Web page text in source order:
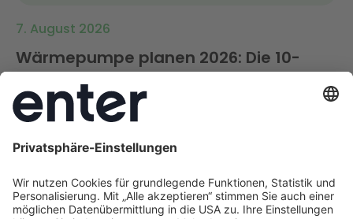
7. August 2026
Wärmepumpe planen 2026: Die 10-
Schritte-Checkliste für Hausbesitzer
Von der Wahl der Wärmequelle über die
Handwerkersuche: Dieser Schritt-für-Schritt-
Leitfaden bringt Ordnung in Ihr Wärmepumpen-
Projekt.
Jetzt Weiterlesen